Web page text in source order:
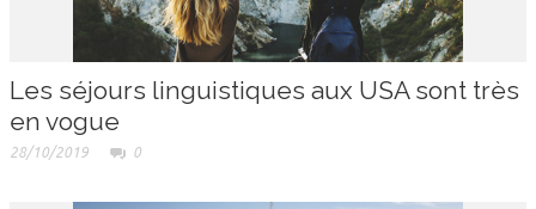
Les séjours linguistiques aux USA sont très
en vogue
28/10/2019 0